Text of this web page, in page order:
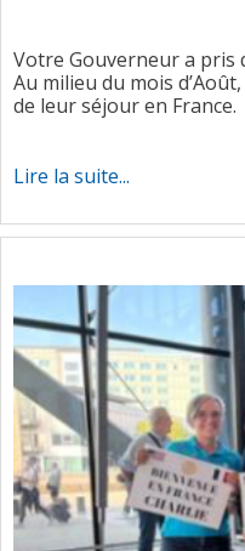
Votre Gouverneur a pris
Au milieu du mois
de leur séjour en France.
Lire la suite...